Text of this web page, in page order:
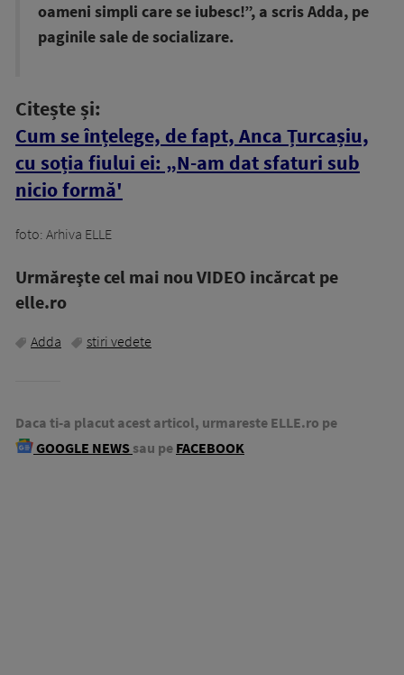
oameni simpli care se iubesc!”, a scris Adda, pe
paginile sale de socializare.
Citește și:
Cum se înțelege, de fapt, Anca Țurcașiu,
cu soția fiului ei: „N-am dat sfaturi sub
nicio formă'
foto: Arhiva ELLE
Urmăreşte cel mai nou VIDEO incărcat pe
elle.ro
Adda stiri vedete
Daca ti-a placut acest articol, urmareste ELLE.ro pe
GOOGLE NEWS sau pe FACEBOOK